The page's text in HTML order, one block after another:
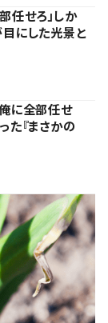
任せろ」しか
にした光景と
に全部任せ
た『まさかの